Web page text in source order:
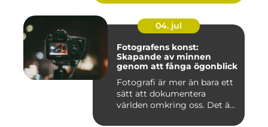
04. jul
Fotografens konst:
Skapande av minnen
genom att fånga ögonblick
Fotografi är mer än bara ett
sätt att dokumentera
världen omkring oss. Det ä...